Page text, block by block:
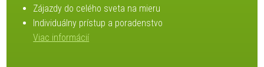
Zájazdy do celého sveta na mieru
Individuálny prístup a poradenstvo
Viac informácií